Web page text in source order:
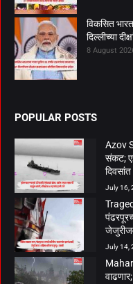
विकसित
दिल्लीच्या
8 August
POPULAR POSTS
Azov
संकट;
July 16,
July 14,